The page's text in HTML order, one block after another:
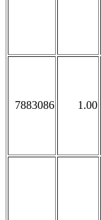
7883086 1.00